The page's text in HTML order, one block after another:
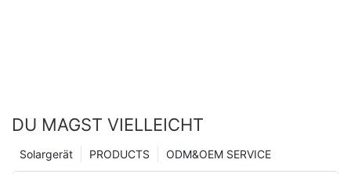
DU MAGST VIELLEICHT
ODM&OEM SERVICE
PRODUCTS
Solargerät